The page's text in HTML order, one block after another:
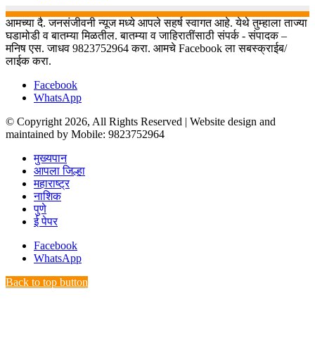
आमच्या दै. जनसंजीवनी न्यूज मध्ये आपले सहर्ष स्वागत आहे. येथे तुम्हाला ताज्या
घडामोडी व बातम्या मिळतील. बातम्या व जाहिरातींसाठी संपर्क - संपादक –
मनिष एस. जाधव 9823752964 करा. आमचे Facebook ला सबस्क्राईब/
लाईक करा.
Facebook
WhatsApp
© Copyright 2026, All Rights Reserved | Website design and
maintained by Mobile: 9823752964
मुख्यपान
आपला जिल्हा
महाराष्ट्र
नाशिक
पुणे
ई पेपर
Facebook
WhatsApp
Back to top button